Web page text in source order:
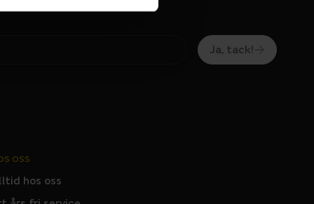
Ja, tack!
OSS
hos oss